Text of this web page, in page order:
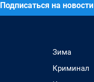
Подписаться на новости
Зима
Криминал